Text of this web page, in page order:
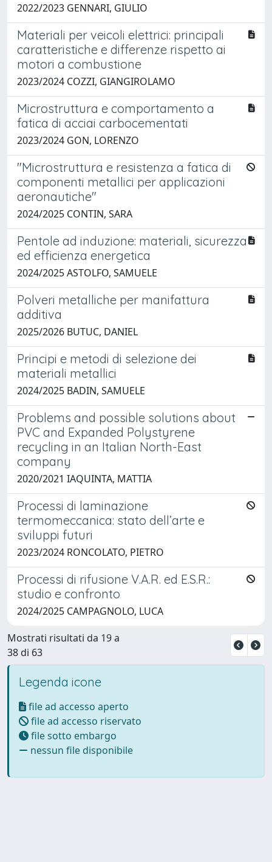
2022/2023 GENNARI, GIULIO
Materiali per veicoli elettrici: principali
caratteristiche e differenze rispetto ai
motori a combustione
2023/2024 COZZI, GIANGIROLAMO
Microstruttura e comportamento a
fatica di acciai carbocementati
2023/2024 GON, LORENZO
"Microstruttura e resistenza a fatica di
componenti metallici per applicazioni
aeronautiche"
2024/2025 CONTIN, SARA
Pentole ad induzione: materiali, sicurezza
ed efficienza energetica
2024/2025 ASTOLFO, SAMUELE
Polveri metalliche per manifattura
additiva
2025/2026 BUTUC, DANIEL
Principi e metodi di selezione dei
materiali metallici
2024/2025 BADIN, SAMUELE
Problems and possible solutions about
PVC and Expanded Polystyrene
recycling in an Italian North-East
company
2020/2021 IAQUINTA, MATTIA
Processi di laminazione
termomeccanica: stato dell’arte e
sviluppi futuri
2023/2024 RONCOLATO, PIETRO
Processi di rifusione V.A.R. ed E.S.R.:
studio e confronto
2024/2025 CAMPAGNOLO, LUCA
Mostrati risultati da 19 a
38 di 63
Legenda icone
file ad accesso aperto
file ad accesso riservato
file sotto embargo
nessun file disponibile